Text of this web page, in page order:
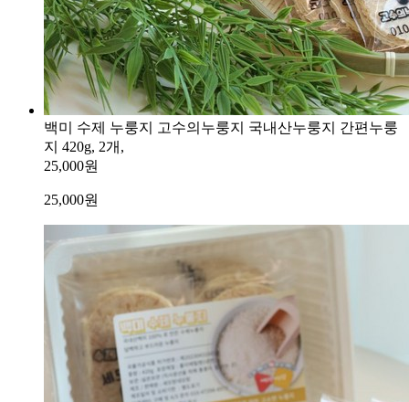
백미 수제 누룽지 고수의누룽지 국내산누룽지 간편누룽
지 420g, 2개,
25,000원
25,000원